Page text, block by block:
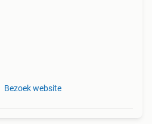
Bezoek website